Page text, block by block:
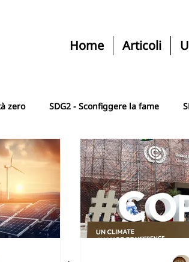
Home Articoli
zero SDG2 - Sconfiggere la fame
SGD5 - Uguaglianza di genere
SDG8 - Lavoro dignitoso e crescita